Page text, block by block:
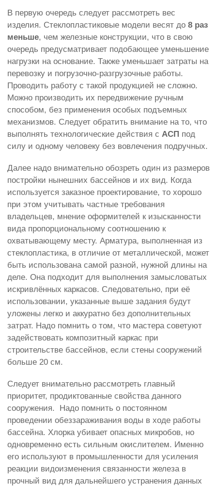
В первую очередь следует рассмотреть вес
изделия. Стеклопластиковые модели весят до 8 раз
меньше, чем железные конструкции, что в свою
очередь предусматривает подобающее уменьшение
нагрузки на основание. Также уменьшает затраты на
перевозку и погрузочно-разгрузочные работы.
Проводить работу с такой продукцией не сложно.
Можно производить их передвижение ручным
способом, без применения особых подъемных
механизмов. Следует обратить внимание на то, что
выполнять технологические действия с АСП под
силу и одному человеку без вовлечения подручных.
Далее надо внимательно обозреть один из размеров
постройки нынешних бассейнов и их вид. Когда
используется заказное проектирование, то хорошо
при этом учитывать частные требования
владельцев, мнение оформителей к изысканности
вида пропорциональному соотношению к
охватывающему месту. Арматура, выполненная из
стеклопластика, в отличие от металлической, может
быть использована самой разной, нужной длины на
деле. Она подходит для выполнения замысловатых
искривлённых каркасов. Следовательно, при её
использовании, указанные выше задания будут
уложены легко и аккуратно без дополнительных
затрат. Надо помнить о том, что мастера советуют
задействовать композитный каркас при
строительстве бассейнов, если стены сооружений
больше 20 см.
Следует внимательно рассмотреть главный
приоритет, продиктованные свойства данного
сооружения. Надо помнить о постоянном
проведении обеззараживания воды в ходе работы
бассейна. Хлорка убивает опасных микробов, но
одновременно есть сильным окислителем. Именно
его используют в промышленности для усиления
реакции видоизменения связанности железа в
прочный вид для дальнейшего устранения данных